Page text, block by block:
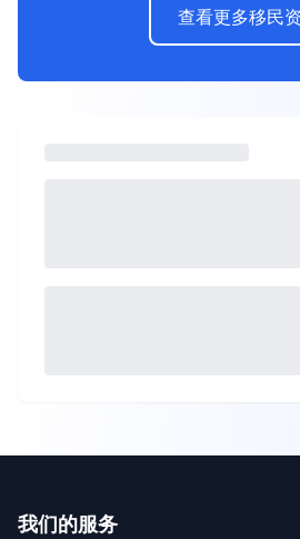
查看更多移民
我们的服务